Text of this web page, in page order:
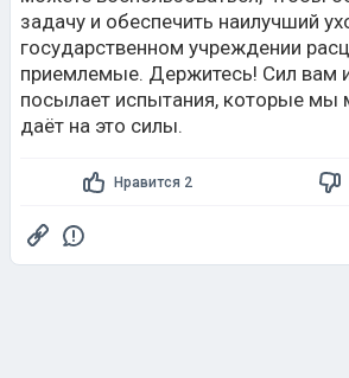
задачу и обеспечить наилучший
государственном учреждении
приемлемые. Держитесь! Сил вам
посылает испытания, которые мы
даёт на это силы.
Нравится 2